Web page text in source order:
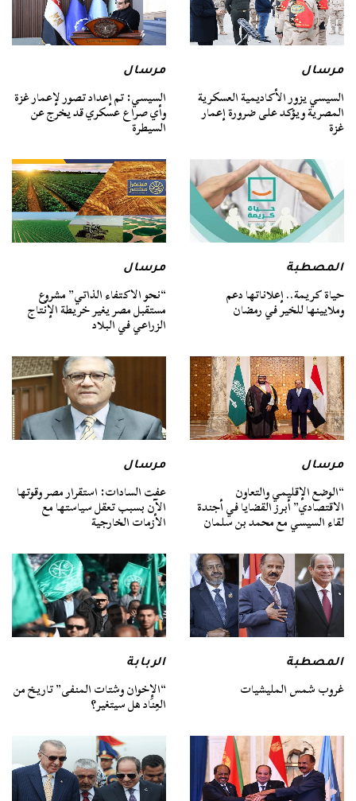
مرسال
السيسي يزور الأكاديمية العسكرية
المصرية ويؤكد على ضرورة إعمار
غزة
مرسال
السيسي: تم إعداد تصور لإعمار غزة
وأي صراع عسكري قد يخرج عن
السيطرة
المصطبة
حياة كريمة.. إعلاناتها دعم
وملايينها للخير في رمضان
مرسال
“نحو الاكتفاء الذاتي” مشروع
مستقبل مصر يغير خريطة الإنتاج
الزراعي في البلاد
مرسال
“الوضع الإقليمي والتعاون
الاقتصادي” أبرز القضايا في أجندة
لقاء السيسي مع محمد بن سلمان
مرسال
عفت السادات: استقرار مصر وقوتها
الآن بسبب تعقل سياستها مع
الأزمات الخارجية
المصطبة
غروب شمس المليشيات
الربابة
“الإخوان وشتات المنفى” تاريخ من
العِنَاد هل سيتغير؟